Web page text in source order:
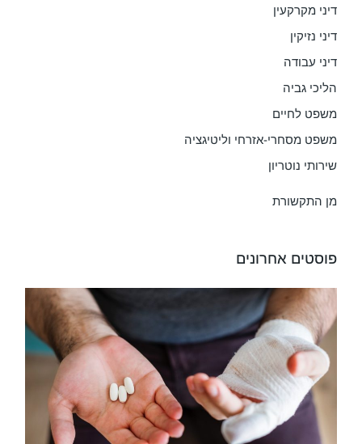
דיני מקרקעין
דיני נזיקין
דיני עבודה
הליכי גביה
משפט לחיים
משפט מסחרי-אזרחי וליטיגציה
שירותי נוטריון
מן התקשורת
פוסטים אחרונים